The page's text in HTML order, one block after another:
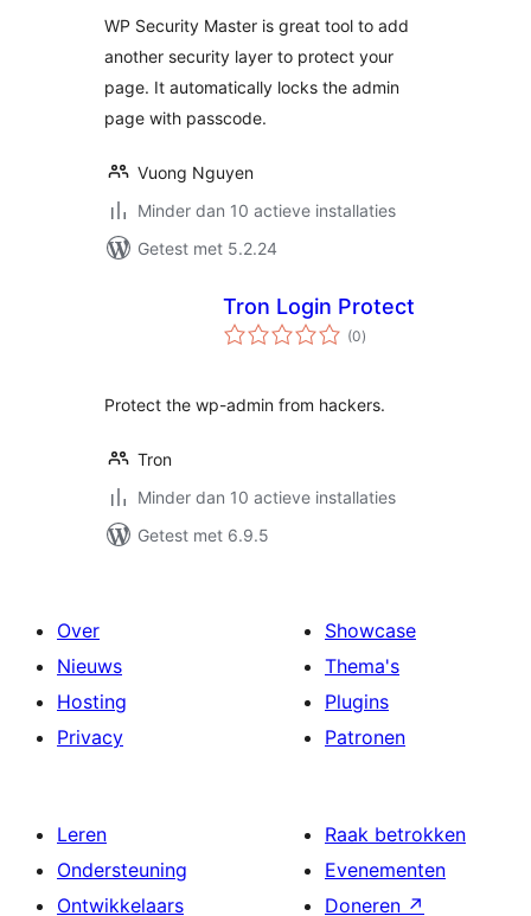
WP Security Master is great tool to add
another security layer to protect your
page. It automatically locks the admin
page with passcode.
Vuong Nguyen
Minder dan 10 actieve installaties
Getest met 5.2.24
Tron Login Protect
(0totaal
waarderingen
)
Protect the wp-admin from hackers.
Tron
Minder dan 10 actieve installaties
Getest met 6.9.5
Over
Nieuws
Hosting
Privacy
Showcase
Thema's
Plugins
Patronen
Leren
Ondersteuning
Ontwikkelaars
Raak betrokken
Evenementen
Doneren ↗